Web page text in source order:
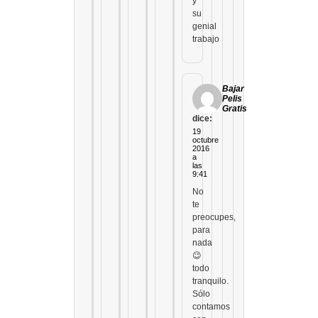
su
genial
trabajo
Bajar
Pelis
Gratis
dice:
19
octubre
2016
a
las
9:41
No
te
preocupes,
para
nada
😉
todo
tranquilo.
Sólo
contamos